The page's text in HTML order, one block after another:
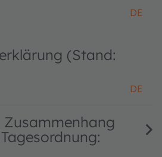
DE
(Stand:
DE